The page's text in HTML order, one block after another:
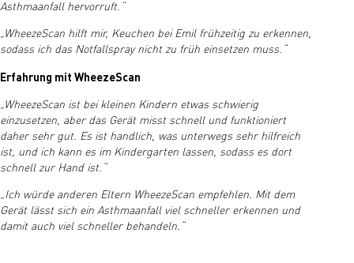
Asthmaanfall hervorruft.“
„WheezeScan hilft mir, Keuchen bei Emil frühzeitig zu erkennen,
sodass ich das Notfallspray nicht zu früh einsetzen muss.“
Erfahrung mit WheezeScan
„WheezeScan ist bei kleinen Kindern etwas schwierig
einzusetzen, aber das Gerät misst schnell und funktioniert
daher sehr gut. Es ist handlich, was unterwegs sehr hilfreich
ist, und ich kann es im Kindergarten lassen, sodass es dort
schnell zur Hand ist.“
„Ich würde anderen Eltern WheezeScan empfehlen. Mit dem
Gerät lässt sich ein Asthmaanfall viel schneller erkennen und
damit auch viel schneller behandeln.“